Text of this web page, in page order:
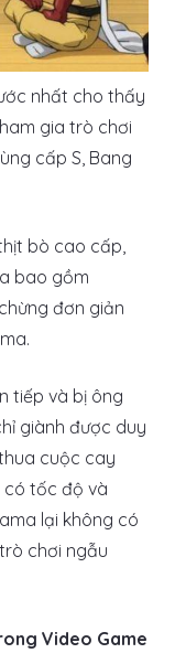
nhất cho thấy
gia trò chơi
cấp S, Bang
bò cao cấp,
bao gồm
đơn giản
tiếp và bị ông
giành được duy
cuộc cay
có tốc độ và
lại không có
chơi ngẫu
Video Game